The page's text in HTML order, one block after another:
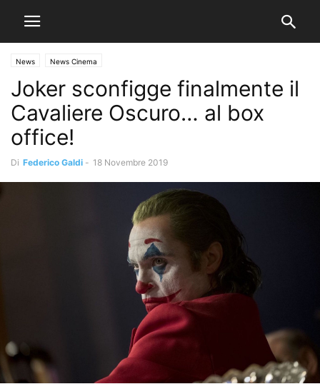
News News Cinema
Joker sconfigge finalmente il
Cavaliere Oscuro… al box
office!
Di Federico Galdi - 18 Novembre 2019